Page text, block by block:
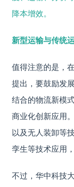
降本增效。
新型运输与传统
值得注意的是，
提出，要鼓励发
结合的物流新模
商业化创新应用
以及无人装卸等
孪生等技术应用
不过，华中科技